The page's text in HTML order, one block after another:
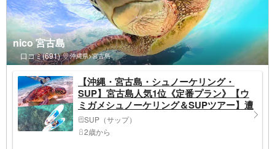
nico 宮古島
口コミ(691) 沖縄県>宮古島
【沖縄・宮古島・シュノーケリング・
SUP】宮古島人気1位《定番プラン》【ウ
ミガメシュノーケリング＆SUPツアー】遭
遇率100%継続中！｜写真無料｜初心者歓迎
《女性ガイド多数》
SUP（サップ）
2歳から